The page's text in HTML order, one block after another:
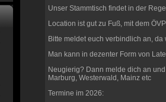
Unser Stammtisch findet in der
Location ist gut zu Fuß, mit dem
Bitte meldet euch verbindlich an,
Man kann in dezenter Form von
Neugierig? Dann melde dich an
Marburg, Westerwald, Mainz etc
Termine im 2026: